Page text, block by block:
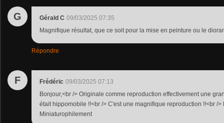
G Gérald C 09/03/2025 07:35
Magnifique résultat, que ce soit pour la mise en peinture ou le
Répondre
F Frédéric 09/03/2025 07:13
Bonjour,<br /> Originale comme reproduction effectivement une
était hippomobile !!<br /> C'est une magnifique reproduction !!<br />
Miniaturophilement